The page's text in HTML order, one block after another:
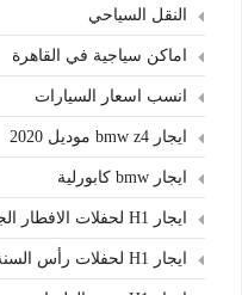
النقل السياحي
اماكن سياجية في القاهرة
انسب اسعار السيارات
ايجار bmw z4 موديل 2020
ايجار bmw كابورلية
ايجار H1 لحفلات الافطار الجماعي
ايجار H1 لحفلات رأس السنة